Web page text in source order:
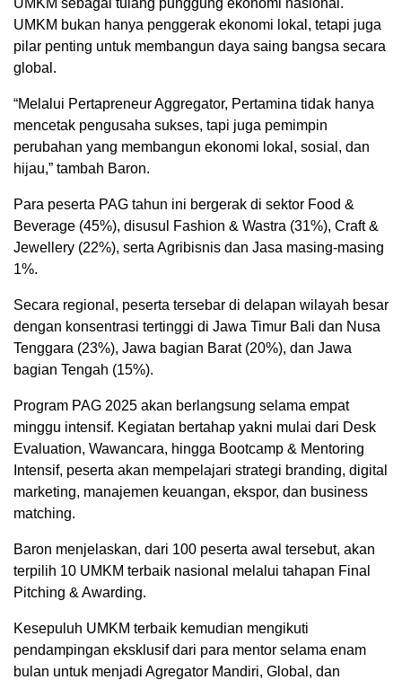
UMKM sebagai tulang punggung ekonomi nasional.
UMKM bukan hanya penggerak ekonomi lokal, tetapi juga
pilar penting untuk membangun daya saing bangsa secara
global.
“Melalui Pertapreneur Aggregator, Pertamina tidak hanya
mencetak pengusaha sukses, tapi juga pemimpin
perubahan yang membangun ekonomi lokal, sosial, dan
hijau,” tambah Baron.
Para peserta PAG tahun ini bergerak di sektor Food &
Beverage (45%), disusul Fashion & Wastra (31%), Craft &
Jewellery (22%), serta Agribisnis dan Jasa masing-masing
1%.
Secara regional, peserta tersebar di delapan wilayah besar
dengan konsentrasi tertinggi di Jawa Timur Bali dan Nusa
Tenggara (23%), Jawa bagian Barat (20%), dan Jawa
bagian Tengah (15%).
Program PAG 2025 akan berlangsung selama empat
minggu intensif. Kegiatan bertahap yakni mulai dari Desk
Evaluation, Wawancara, hingga Bootcamp & Mentoring
Intensif, peserta akan mempelajari strategi branding, digital
marketing, manajemen keuangan, ekspor, dan business
matching.
Baron menjelaskan, dari 100 peserta awal tersebut, akan
terpilih 10 UMKM terbaik nasional melalui tahapan Final
Pitching & Awarding.
Kesepuluh UMKM terbaik kemudian mengikuti
pendampingan eksklusif dari para mentor selama enam
bulan untuk menjadi Agregator Mandiri, Global, dan